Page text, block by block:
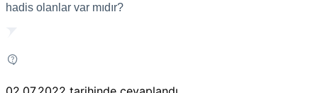
hadis olanlar var mıdır?